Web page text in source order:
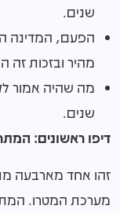
שנים.
הפעם, המדינה
מהיר ובזכות זה
מה שהיה אמור
שנים.
דיפו ראשונים:
זהו אחד מארבעה
מערכת המטרו.